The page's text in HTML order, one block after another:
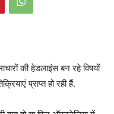
की हेडलाइंस बन रहे विषयों
प्राप्त हो रही हैं.